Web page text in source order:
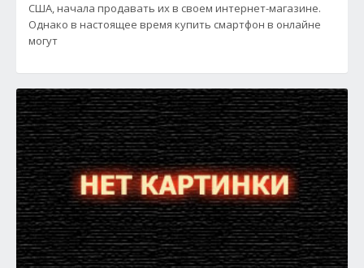
США, начала продавать их в своем интернет-магазине.
Однако в настоящее время купить смартфон в онлайне
могут